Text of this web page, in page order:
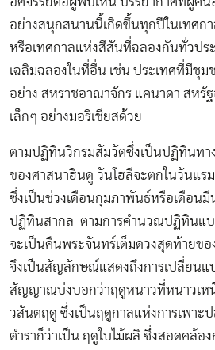
อย่างสนุกสนานนี้เกิดขึ้นทุกปีในเทศกา
หรือเทศกาลแห่งสีสันที่ฉลองกันทั่วปร
เฉลิมฉลองในที่อื่น เช่น ประเทศที่มีชุ
อย่าง สหราชอาณาจักร แคนาดา สหรั
เล็กๆ อย่างมอริเชียสด้วย
ตามปฏิทินวิกรมสัมวัตซึ่งเป็นปฏิทินทา
ของศาสนาฮินดู วันโฮลีจะตกในวันแร
ซึ่งเป็นช่วงเดือนกุมภาพันธ์หรือเดือน
ปฏิทินสากล ตามการคำนวณปฏิทินแ
จะเป็นคืนพระจันทร์เต็มดวงสุดท้ายข
จึงเป็นสัญลักษณ์แสดงถึงการเปลี่ยนแ
สัญญาณบ่งบอกว่าฤดูหนาวที่หนาวเห
วสันตฤดู ซึ่งเป็นฤดูกาลแห่งการเพาะ
ตำราก็ว่าเป็น ฤดูใบไม้ผลิ ซึ่งสอดคล้อ